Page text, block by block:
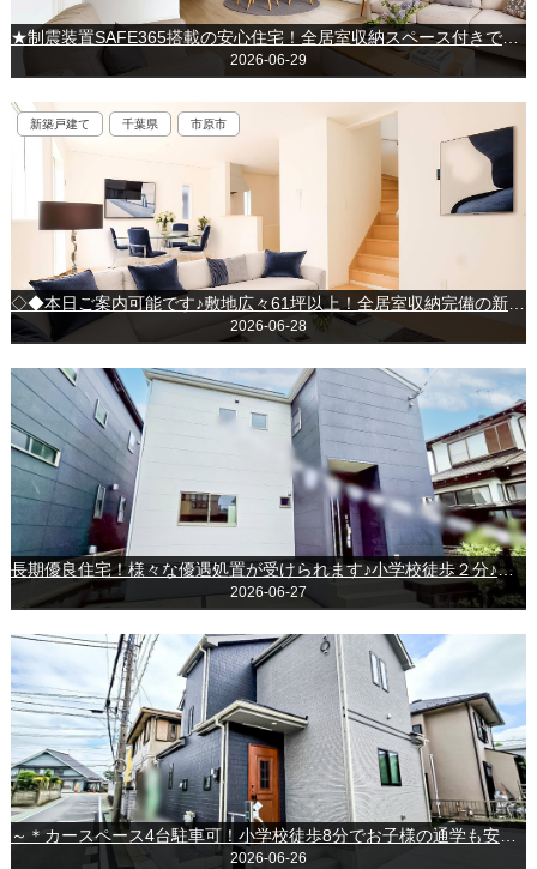
★制震装置SAFE365搭載の安心住宅！全居室収納スペース付きでお部屋スッキリ！★～富津市千種新田～
2026-06-29
新築戸建て 千葉県 市原市
◇◆本日ご案内可能です♪敷地広々61坪以上！全居室収納完備の新築戸建て♪～市原市椎津～
2026-06-28
長期優良住宅！様々な優遇処置が受けられます♪小学校徒歩２分♪千葉市若葉区大宮台６丁目
2026-06-27
～＊カースペース4台駐車可！小学校徒歩8分でお子様の通学も安心な新築戸建◎＊～◆成田市並木町◆
2026-06-26